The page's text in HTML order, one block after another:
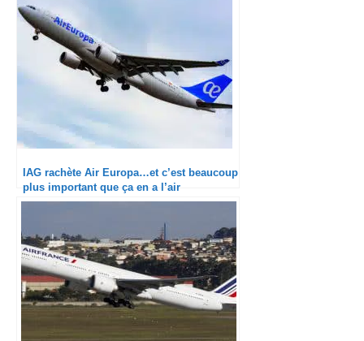
IAG rachète Air Europa…et c’est beaucoup
plus important que ça en a l’air